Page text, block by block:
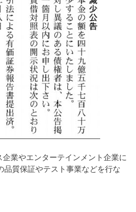
業やエンターテインメント企業に
品質保証やテスト事業などを行な